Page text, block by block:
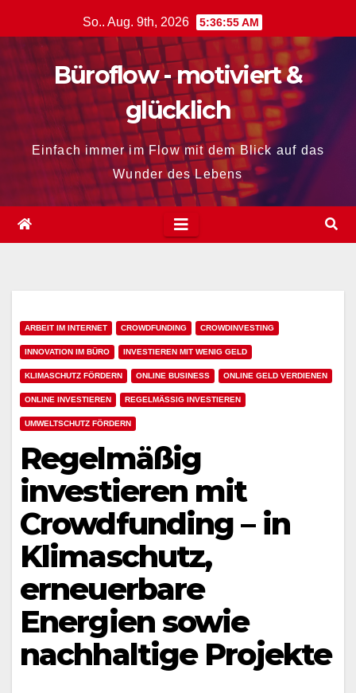
Inhalt
springen
So.. Aug. 9th, 2026 5:36:56 AM
Büroflow - motiviert &
glücklich
Einfach immer im Flow mit dem Blick auf das
Wunder des Lebens
ARBEIT IM INTERNET CROWDFUNDING CROWDINVESTING
INNOVATION IM BÜRO INVESTIEREN MIT WENIG GELD
KLIMASCHUTZ FÖRDERN ONLINE BUSINESS ONLINE GELD VERDIENEN
ONLINE INVESTIEREN REGELMÄSSIG INVESTIEREN
UMWELTSCHUTZ FÖRDERN
Regelmäßig
investieren mit
Crowdfunding – in
Klimaschutz,
erneuerbare
Energien sowie
nachhaltige Projekte